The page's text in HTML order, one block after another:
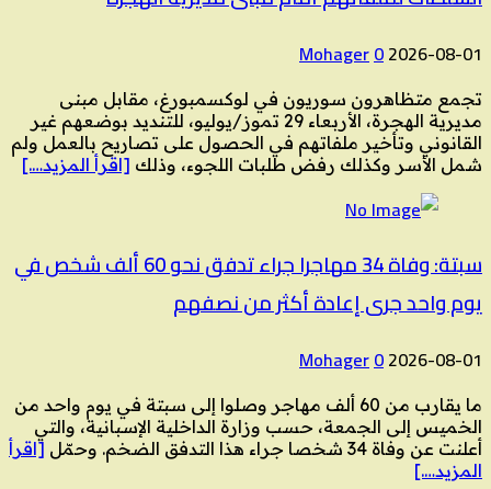
2026-08-01
Mohager0
تجمع متظاهرون سوريون في لوكسمبورغ، مقابل مبنى
مديرية الهجرة، الأربعاء 29 تموز/يوليو، للتنديد بوضعهم غير
القانوني وتأخير ملفاتهم في الحصول على تصاريح بالعمل ولم
شمل الأسر وكذلك رفض طلبات اللجوء، وذلك [اقرأ المزيد….]
سبتة: وفاة 34 مهاجرا جراء تدفق نحو 60 ألف شخص في
يوم واحد جرى إعادة أكثر من نصفهم
2026-08-01
Mohager0
ما يقارب من 60 ألف مهاجر وصلوا إلى سبتة في يوم واحد من
الخميس إلى الجمعة، حسب وزارة الداخلية الإسبانية، والتي
أعلنت عن وفاة 34 شخصا جراء هذا التدفق الضخم. وحمّل
[اقرأ
المزيد….]